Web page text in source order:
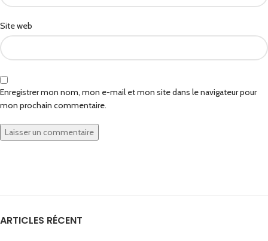
Site web
Enregistrer mon nom, mon e-mail et mon site dans le navigateur pour
mon prochain commentaire.
ARTICLES RÉCENT